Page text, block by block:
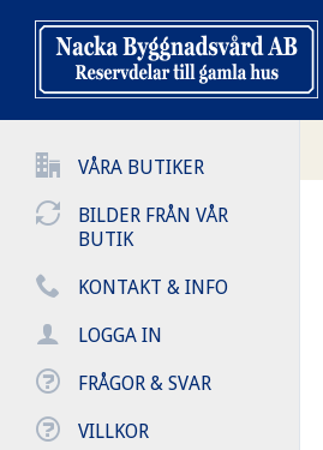
VÅRA BUTIKER
BILDER FRÅN VÅR
BUTIK
KONTAKT & INFO
LOGGA IN
FRÅGOR & SVAR
VILLKOR